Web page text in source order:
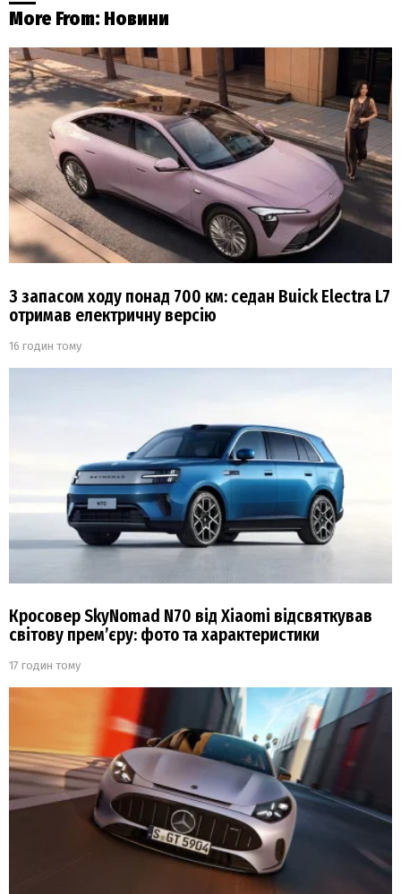
More From: Новини
З запасом ходу понад 700 км: седан Buick Electra L7
отримав електричну версію
16 годин тому
Кросовер SkyNomad N70 від Xiaomi відсвяткував
світову прем’єру: фото та характеристики
17 годин тому